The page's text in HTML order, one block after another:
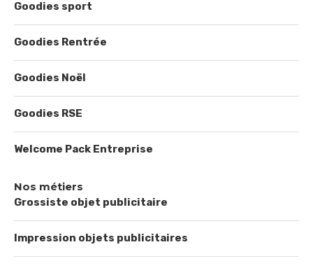
Goodies sport
Goodies Rentrée
Goodies Noël
Goodies RSE
Welcome Pack Entreprise
Nos métiers
Grossiste objet publicitaire
Impression objets publicitaires